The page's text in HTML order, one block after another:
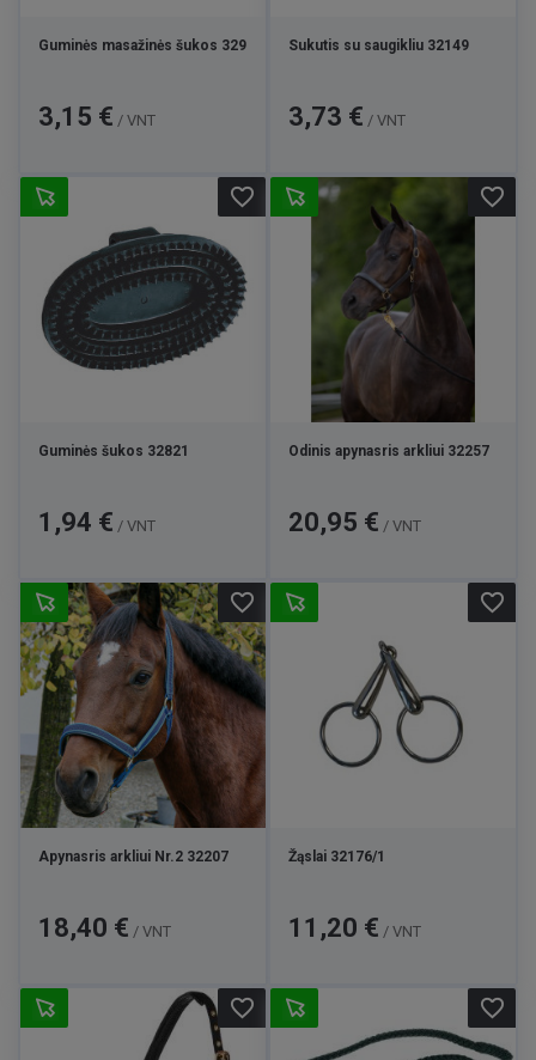
Guminės masažinės šukos 329
Kaina
3,15 € / VNT
Sukutis su saugikliu 32149
Kaina
3,73 € / VNT
Guminės šukos 32821
Kaina
1,94 € / VNT
favorite_border
Odinis apynasris arkliui 32257
Kaina
20,95 € / VNT
favorite_border
Apynasris arkliui Nr.2 32207
Kaina
18,40 € / VNT
favorite_border
Žąslai 32176/1
Kaina
11,20 € / VNT
favorite_border
favorite_border favorite_border